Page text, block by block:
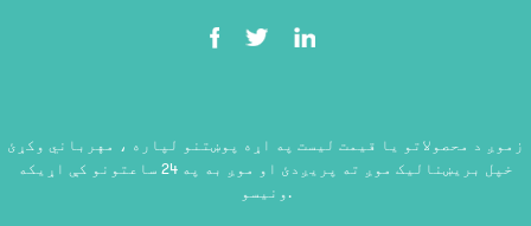
زموږ د محصولاتو یا قیمت لیست په اړه پوښتنو لپاره ، مهرباني وکړئ
خپل بریښنالیک موږ ته پریږدئ او موږ به په 24 ساعتونو کې اړیکه
ونیسو.